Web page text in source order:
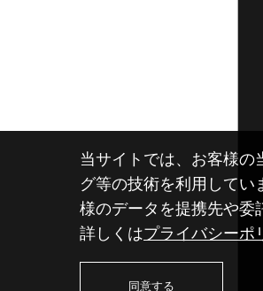
当サイトでは、お客様の
グ等の技術を利用して
様のデータを提携先や委
詳しくはプライバシーポ
同意する